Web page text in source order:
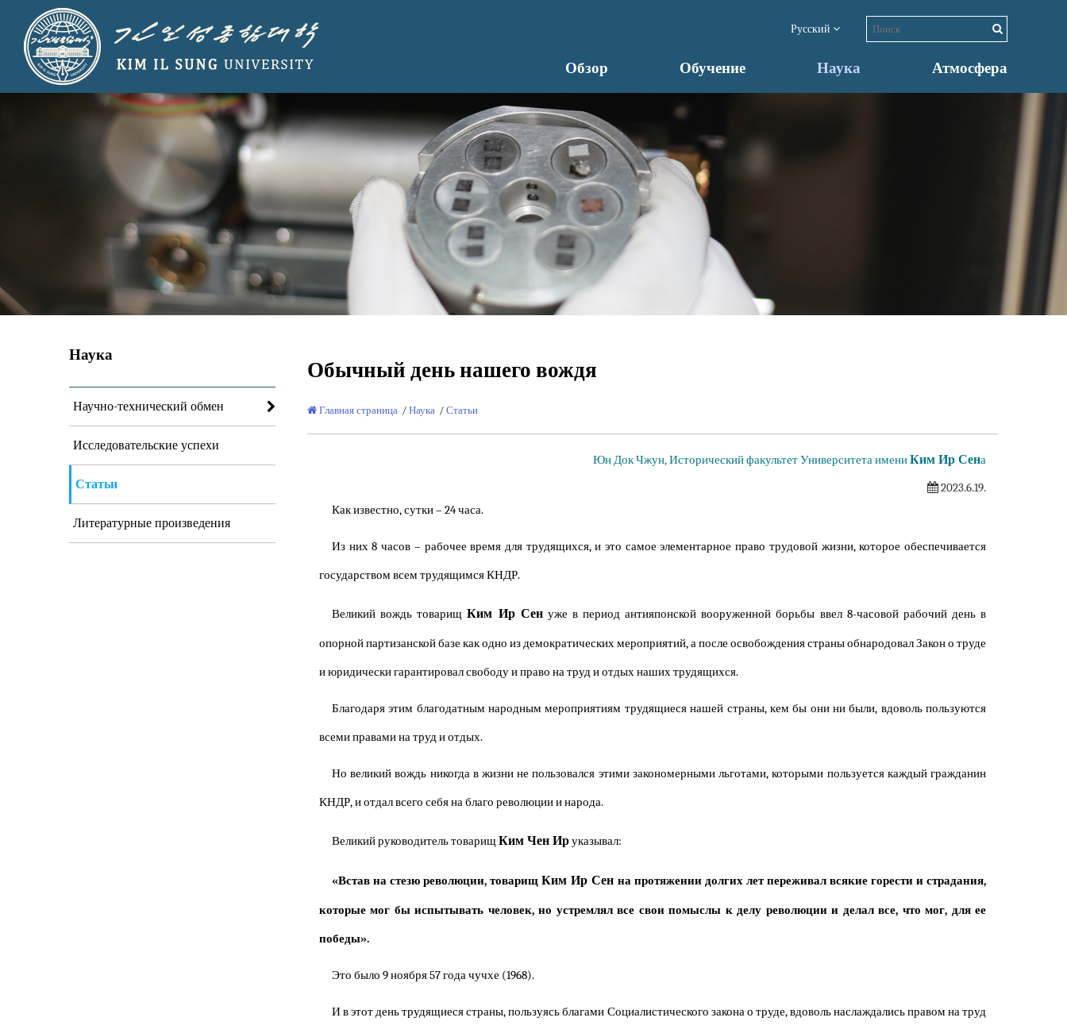
Русский
Обзор Обучение Наука Атмосфера
Наука
Научно-технический обмен
Исследовательские успехи
Статьи
Литературные произведения
Обычный день нашего вождя
Главная страница / Наука / Статьи
Юн Док Чжун, Исторический факультет Университета имениКим Ир Сена
2023.6.19.
Как известно, сутки – 24 часа.
Из них 8 часов – рабочее время для трудящихся, и это самое элементарное право трудовой жизни, которое обеспечивается
государством всем трудящимся КНДР.
Великий вождь товарищКим Ир Сенуже в период антияпонской вооруженной борьбы ввел 8-часовой рабочий день в
опорной партизанской базе как одно из демократических мероприятий, а после освобождения страны обнародовал Закон о труде
и юридически гарантировал свободу и право на труд и отдых наших трудящихся.
Благодаря этим благодатным народным мероприятиям трудящиеся нашей страны, кем бы они ни были, вдоволь пользуются
всеми правами на труд и отдых.
Но великий вождь никогда в жизни не пользовался этими закономерными льготами, которыми пользуется каждый гражданин
КНДР, и отдал всего себя на благо революции и народа.
Великий руководитель товарищ Ким Чен Ируказывал:
«Встав на стезю революции, товарищКим Ир Сен на протяжении долгих лет переживал всякие горести и страдания,
которые мог бы испытывать человек, но устремлял все свои помыслы к делу революции и делал все, что мог, для ее
победы».
Это было 9 ноября 57 года чучхе (1968).
И в этот день трудящиеся страны, пользуясь благами Социалистического закона о труде, вдоволь наслаждались правом на труд